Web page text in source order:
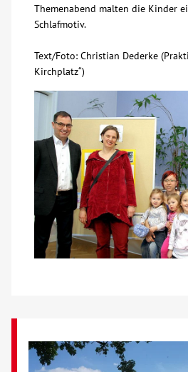
Themenabend malten die Kinder
Schlafmotiv.
Text/Foto: Christian Dederke
Kirchplatz“)